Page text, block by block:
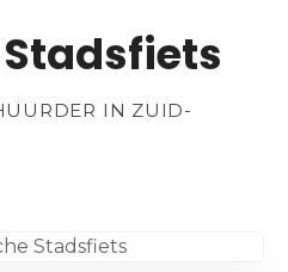
IN ZUID-